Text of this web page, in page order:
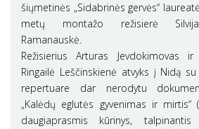
šiųmetinės „Sidabrinės gervės“
metų montažo režisierė
Ramanauskė.
Režisierius Arturas Jevdokimovas
Ringailė Leščinskienė atvyks į Nidą
repertuare dar nerodytu
„Kalėdų eglutės gyvenimas ir mirtis“
daugiaprasmis kūrinys, talpinantis